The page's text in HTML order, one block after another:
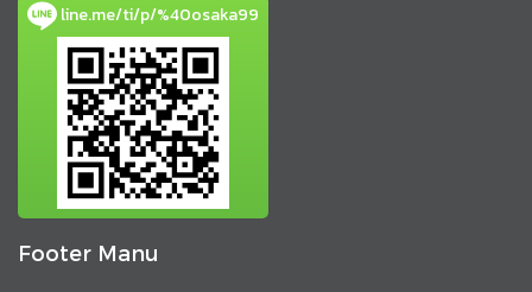
line.me/ti/p/%40osaka99
Footer Manu